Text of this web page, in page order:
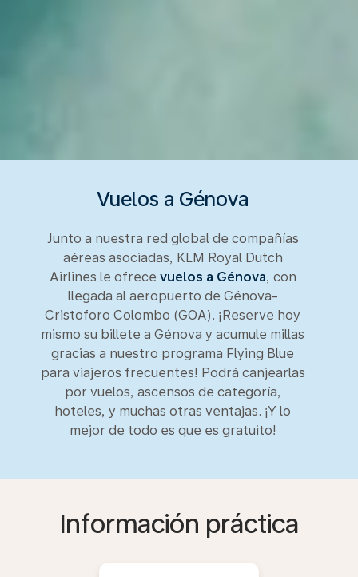
Vuelos a Génova
Junto a nuestra red global de compañías
aéreas asociadas, KLM Royal Dutch
Airlines le ofrece vuelos a Génova, con
llegada al aeropuerto de Génova-
Cristoforo Colombo (GOA). ¡Reserve hoy
mismo su billete a Génova y acumule millas
gracias a nuestro programa Flying Blue
para viajeros frecuentes! Podrá canjearlas
por vuelos, ascensos de categoría,
hoteles, y muchas otras ventajas. ¡Y lo
mejor de todo es que es gratuito!
Información práctica